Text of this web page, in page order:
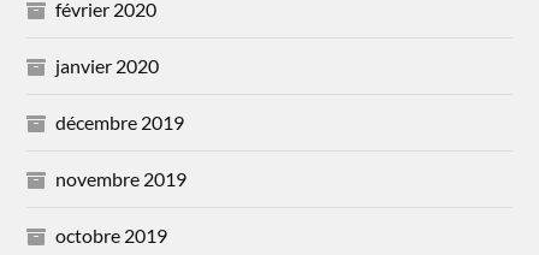
février 2020
janvier 2020
décembre 2019
novembre 2019
octobre 2019